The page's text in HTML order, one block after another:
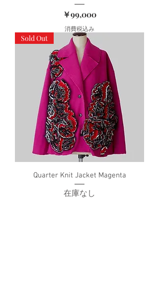
価格
￥99,000
消費税込み
Sold Out
Quarter Knit Jacket Magenta
在庫なし